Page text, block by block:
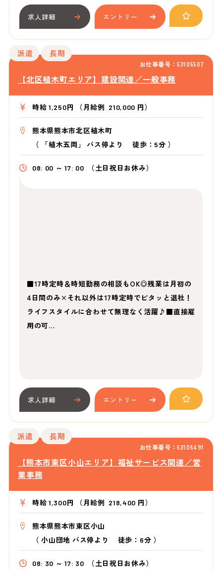
求人詳細 エントリー
お仕事番号：53105507
派遣 長期
【北区植木町エリア】建設関連／一般事務
時給 1,250円 （月給例 210,000 円）
熊本県熊本市北区植木町
（
「植木五両」 バス停より徒歩：5分 ）
08: 00 ～ 17: 00 （土日祝日お休み）
■17時定時＆時短勤務の相談もOK◎残業は月初の
4日間のみ×それ以外は17時定時でピタッと退社！
ライフスタイルに合わせて無理なく活躍♪■直接雇
用の可…
求人詳細 エントリー
お仕事番号：53105491
派遣 長期
【熊本市東区小山エリア】福祉サービス関連／営
業事務
時給 1,300円 （月給例 218,400 円）
熊本県熊本市東区小山
（小山団地 バス停より 徒歩：6分 ）
08: 30 ～ 17: 30 （土日祝日お休み）